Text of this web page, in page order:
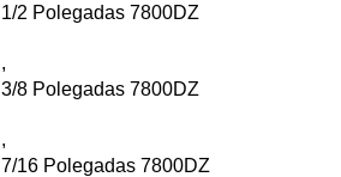
1/2 Polegadas 7800DZ
,
3/8 Polegadas 7800DZ
,
7/16 Polegadas 7800DZ